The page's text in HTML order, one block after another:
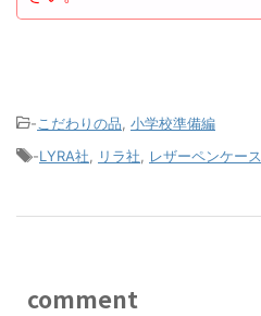
- こだわりの品 小学校準備編
-LYRA社 リラ社 レザーペンケース
comment